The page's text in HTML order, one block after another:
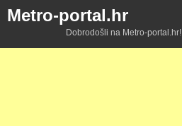
Metro-portal.hr
Dobrodošli na Metro-portal.hr!